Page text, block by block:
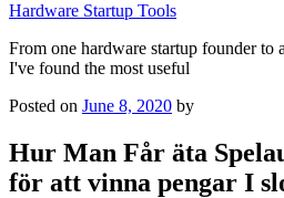
Hardware Startup Tools
From one hardware startup founder to
I've found the most useful
Posted on June 8, 2020 by
Hur Man Får äta
för att vinna pengar I